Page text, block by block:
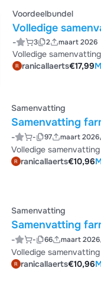
Voordeelbundel
Volledige
- 3 2 maart 2026
Volledige
ranicallaerts€17,99
Samenvatting
Samenvatting
- - 97 maart 2026
Volledige
ranicallaerts€10,96
Samenvatting
Samenvatting
- - 66 maart 2026
Volledige
ranicallaerts€10,96